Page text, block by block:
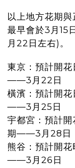
以上地方花期
最早會於3月15
月22日左右)。
東京：預計開
——3月22日
橫濱：預計開
——3月25日
宇都宮：預計
期——3月28日
熊谷：預計開
——3月26日